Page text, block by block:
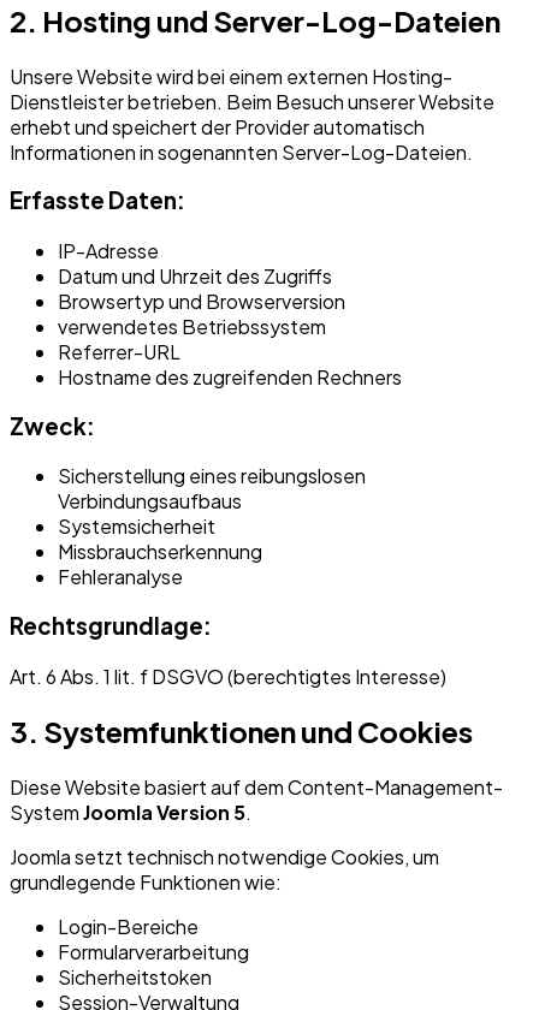
2. Hosting und Server-Log-Dateien
Unsere Website wird bei einem externen Hosting-
Dienstleister betrieben. Beim Besuch unserer Website
erhebt und speichert der Provider automatisch
Informationen in sogenannten Server-Log-Dateien.
Erfasste Daten:
IP-Adresse
Datum und Uhrzeit des Zugriffs
Browsertyp und Browserversion
verwendetes Betriebssystem
Referrer-URL
Hostname des zugreifenden Rechners
Zweck:
Sicherstellung eines reibungslosen
Verbindungsaufbaus
Systemsicherheit
Missbrauchserkennung
Fehleranalyse
Rechtsgrundlage:
Art. 6 Abs. 1 lit. f DSGVO (berechtigtes Interesse)
3. Systemfunktionen und Cookies
Diese Website basiert auf dem Content-Management-
SystemJoomla Version 5.
Joomla setzt technisch notwendige Cookies, um
grundlegende Funktionen wie:
Login-Bereiche
Formularverarbeitung
Sicherheitstoken
Session-Verwaltung